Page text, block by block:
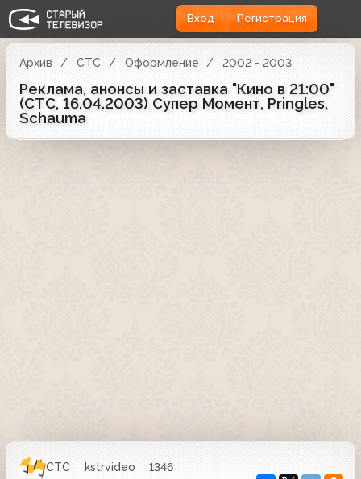
Вход Регистрация
Архив СТС Оформление 2002 - 2003
Реклама, анонсы и заставка "Кино в 21:00"
(СТС, 16.04.2003) Супер Момент, Pringles,
Schauma
СТС kstrvideo
1346